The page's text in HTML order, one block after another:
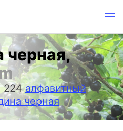
224алфавитный
черная